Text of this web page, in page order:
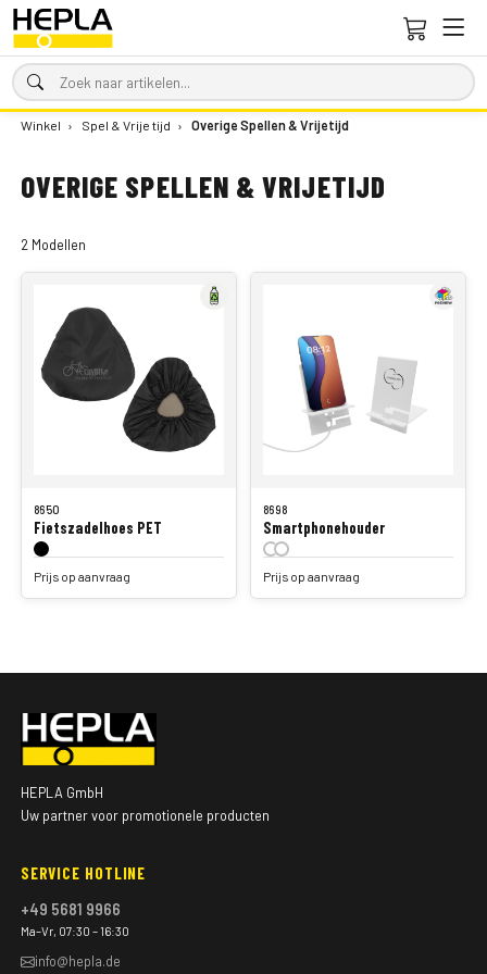
Winkel › Spel & Vrije tijd › Overige Spellen & Vrijetijd
OVERIGE SPELLEN & VRIJETIJD
2 Modellen
8650
Fietszadelhoes PET
Prijs op aanvraag
8698
Smartphonehouder
Prijs op aanvraag
HEPLA GmbH
Uw partner voor promotionele producten
SERVICE HOTLINE
+49 5681 9966
Ma–Vr, 07:30 – 16:30
info@hepla.de